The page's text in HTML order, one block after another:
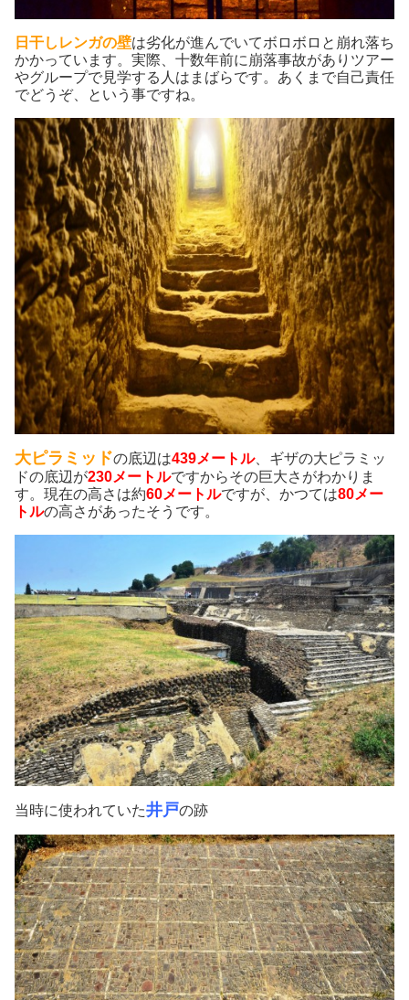
日干しレンガの壁は劣化が進んでいてボロボロと崩れ落ち
かかっています。実際、十数年前に崩落事故がありツアー
やグループで見学する人はまばらです。あくまで自己責任
でどうぞ、という事ですね。
大ピラミッドの底辺は439メートル、ギザの大ピラミッ
ドの底辺が230メートルですからその巨大さがわかりま
す。現在の高さは約60メートルですが、かつては80メー
トルの高さがあったそうです。
当時に使われていた井戸の跡